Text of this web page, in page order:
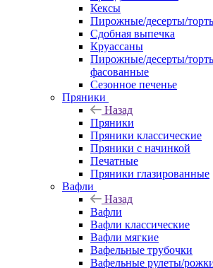
Кексы
Пирожные/десерты/
Сдобная выпечка
Круассаны
Пирожные/десерты/
фасованные
Сезонное печенье
Пряники
Назад
Пряники
Пряники классические
Пряники с начинкой
Печатные
Пряники глазированные
Вафли
Назад
Вафли
Вафли классические
Вафли мягкие
Вафельные трубочки
Вафельные рулеты/